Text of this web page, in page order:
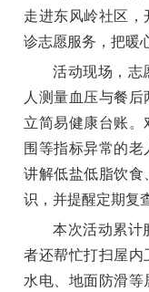
走进东风岭社区，
诊志愿服务，把暖
活动现场，志
人测量血压与餐后
立简易健康台账。
围 等指标异常的老
讲解低盐低脂饮食
识，并提醒定期复
本次活动累计
者还帮忙打扫屋内
水电、地面防滑等